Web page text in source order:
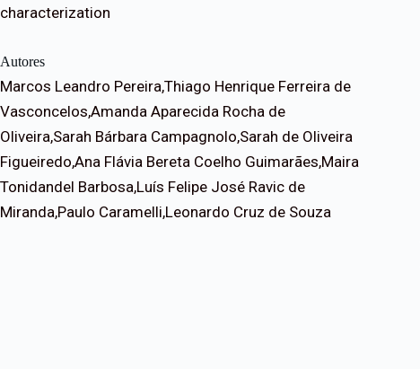
characterization
Autores
Marcos Leandro Pereira,Thiago Henrique Ferreira de
Vasconcelos,Amanda Aparecida Rocha de
Oliveira,Sarah Bárbara Campagnolo,Sarah de Oliveira
Figueiredo,Ana Flávia Bereta Coelho Guimarães,Maira
Tonidandel Barbosa,Luís Felipe José Ravic de
Miranda,Paulo Caramelli,Leonardo Cruz de Souza